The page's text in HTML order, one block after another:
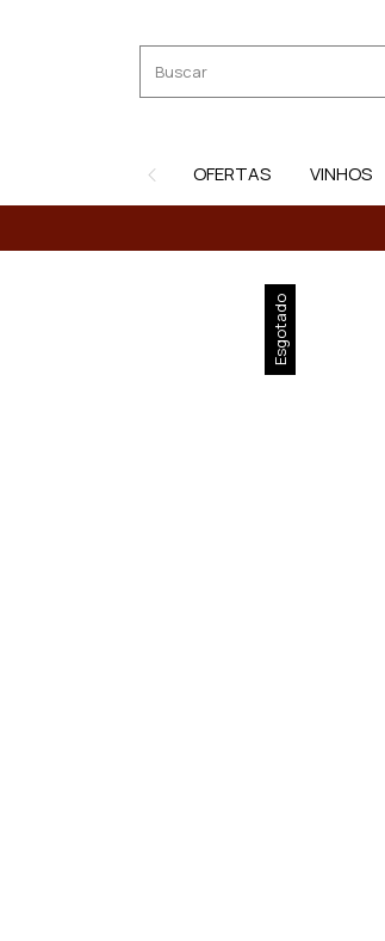
OFERTAS VINHOS
Esgotado